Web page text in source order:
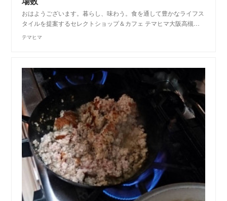
おはようございます。暮らし、味わう。食を通して豊かなライフス
タイルを提案するセレクトショップ＆カフェ テマヒマ大阪高槻…
テマヒマ